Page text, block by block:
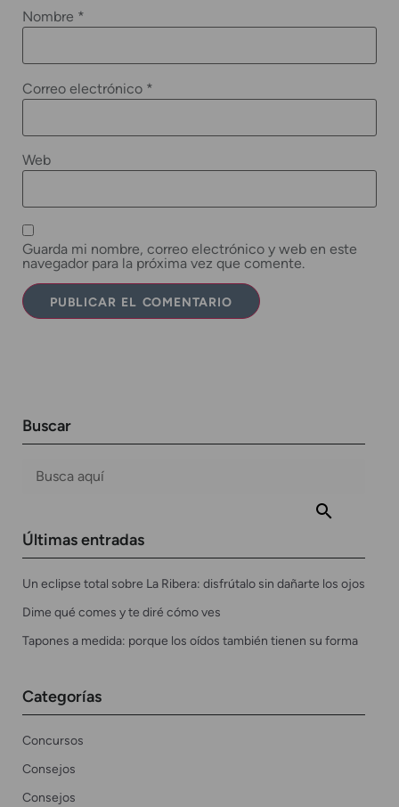
Nombre *
Correo electrónico *
Web
Guarda mi nombre, correo electrónico y web en este
navegador para la próxima vez que comente.
Buscar
Últimas entradas
Un eclipse total sobre La Ribera: disfrútalo sin dañarte los ojos
Dime qué comes y te diré cómo ves
Tapones a medida: porque los oídos también tienen su forma
Categorías
Concursos
Consejos
Consejos